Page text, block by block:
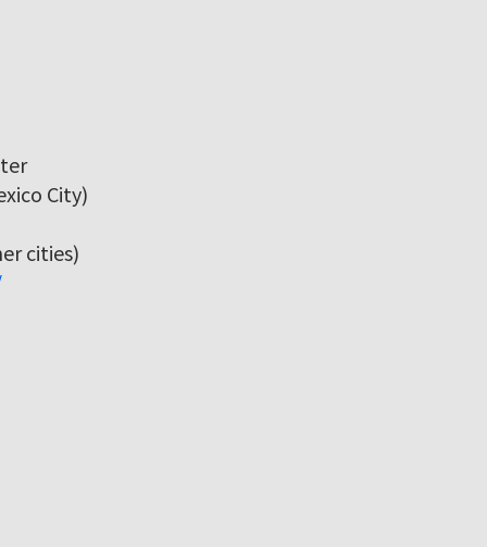
City)
cities)